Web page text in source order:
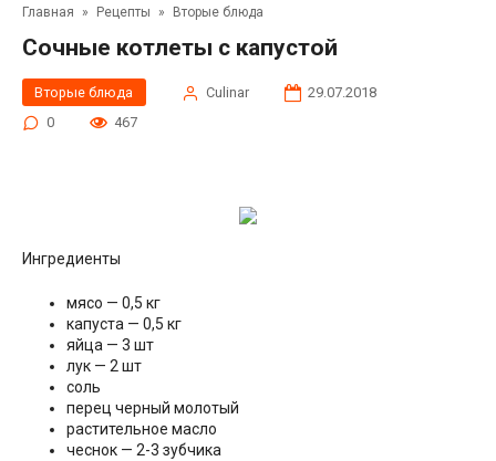
Главная » Рецепты » Вторые блюда
Сочные котлеты с капустой
Вторые блюда Сulinar
29.07.2018
0
467
Ингредиенты
мясо — 0,5 кг
капуста — 0,5 кг
яйца — 3 шт
лук — 2 шт
соль
перец черный молотый
растительное масло
чеснок — 2-3 зубчика